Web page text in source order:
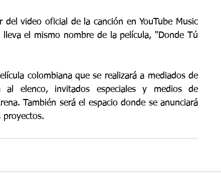
video oficial de la canción en YouTube Music
el mismo nombre de la película, "Donde Tú
colombiana que se realizará a mediados de
elenco, invitados especiales y medios de
También será el espacio donde se anunciará
proyectos.